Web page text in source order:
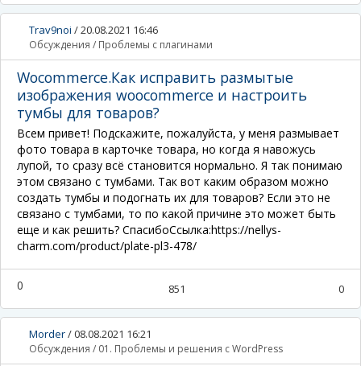
Trav9noi /20.08.2021 16:46
Обсуждения / Проблемы с плагинами
Wocommerce.Как исправить размытые
изображения woocommerce и настроить
тумбы для товаров?
Всем привет! Подскажите, пожалуйста, у меня размывает
фото товара в карточке товара, но когда я навожусь
лупой, то сразу всё становится нормально. Я так понимаю
этом связано с тумбами. Так вот каким образом можно
создать тумбы и подогнать их для товаров? Если это не
связано с тумбами, то по какой причине это может быть
еще и как решить? СпасибоСсылка:https://nellys-
charm.com/product/plate-pl3-478/
0 851 0
Morder/08.08.2021 16:21
Обсуждения / 01. Проблемы и решения с WordPress